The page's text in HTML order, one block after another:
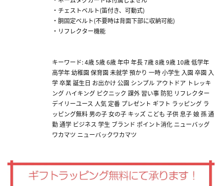
・チェストベルト(笛付き、可動式)
・胴固定ベルト(不要時は背面下部に収納可能)
・リフレクター機能
キーワード: 4歳 5歳 6歳 年中 年長 7歳 8歳 9歳 10歳 低学年
高学年 幼稚園 保育園 未就学 預かり 一時 小学生 入園 卒園 入
学 卒業 誕生日 お出かけ 公園 シンプル アウトドア トレッキ
ング ハイキング ピクニック 課外 習い事 防犯 リフレクター
デイリーユース 人気 定番 プレゼント ギフト ラッピング ラ
ッピング無料 男の子 女の子 キッズ こども 子供 息子 娘 孫 通
勤 通学 ビジネス 学生 ブランド ポイント消化 ニューバッグ
ワカマツ ニューバックワカマツ